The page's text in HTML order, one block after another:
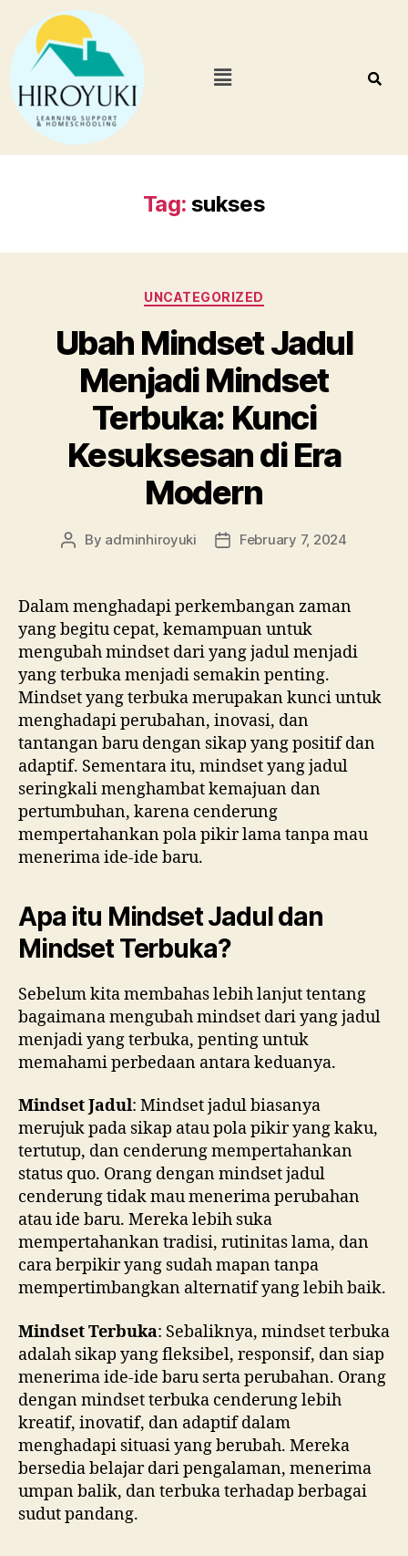
Tag: sukses
UNCATEGORIZED
Ubah Mindset Jadul
Menjadi Mindset
Terbuka: Kunci
Kesuksesan di Era
Modern
By adminhiroyuki February 7, 2024
Dalam menghadapi perkembangan zaman
yang begitu cepat, kemampuan untuk
mengubah mindset dari yang jadul menjadi
yang terbuka menjadi semakin penting.
Mindset yang terbuka merupakan kunci untuk
menghadapi perubahan, inovasi, dan
tantangan baru dengan sikap yang positif dan
adaptif. Sementara itu, mindset yang jadul
seringkali menghambat kemajuan dan
pertumbuhan, karena cenderung
mempertahankan pola pikir lama tanpa mau
menerima ide-ide baru.
Apa itu Mindset Jadul dan
Mindset Terbuka?
Sebelum kita membahas lebih lanjut tentang
bagaimana mengubah mindset dari yang jadul
menjadi yang terbuka, penting untuk
memahami perbedaan antara keduanya.
Mindset Jadul: Mindset jadul biasanya
merujuk pada sikap atau pola pikir yang kaku,
tertutup, dan cenderung mempertahankan
status quo. Orang dengan mindset jadul
cenderung tidak mau menerima perubahan
atau ide baru. Mereka lebih suka
mempertahankan tradisi, rutinitas lama, dan
cara berpikir yang sudah mapan tanpa
mempertimbangkan alternatif yang lebih baik.
Mindset Terbuka: Sebaliknya, mindset terbuka
adalah sikap yang fleksibel, responsif, dan siap
menerima ide-ide baru serta perubahan. Orang
dengan mindset terbuka cenderung lebih
kreatif, inovatif, dan adaptif dalam
menghadapi situasi yang berubah. Mereka
bersedia belajar dari pengalaman, menerima
umpan balik, dan terbuka terhadap berbagai
sudut pandang.